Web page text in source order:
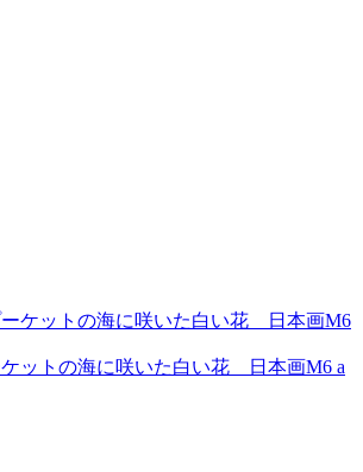
ットの海に咲いた白い花 日本画M6 a